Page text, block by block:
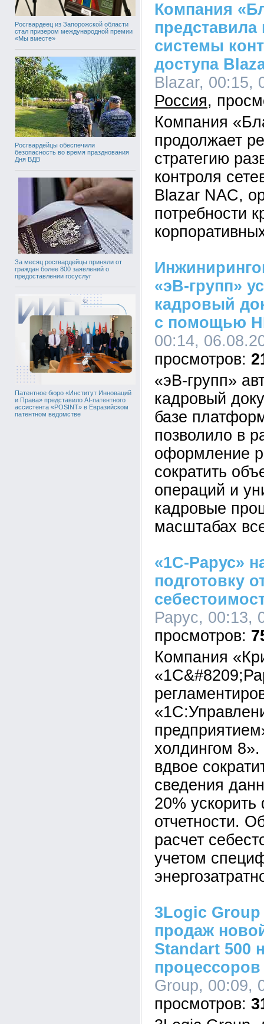
Росгвардеец из Запорожской области
стал призером международной премии
«Мы вместе»
Росгвардейцы обеспечили
безопасность во время празднования
Дня ВДВ
За месяц росгвардейцы приняли от
граждан более 800 заявлений о
предоставлении госуслуг
Патентное бюро «Институт Инноваций
и Права» представило AI-патентного
ассистента «POSINT» в Евразийском
патентном ведомстве
Компания
системы
доступа
Blazar, 00:15,
Россия
Компания
продолжает
стратегию
контроля
Blazar NAC,
потребности
«эВ-групп»
кадровый
с помощью
00:14,
«эВ-групп»
кадровый
базе
позволило в
оформление
сократить
операций и
кадровые
масштабах
«1С-Рарус»
подготовку
Рарус, 00:13,
Компания
холдингом
вдвое
сведения
20%
отчетности.
расчет
учетом
3Logic Group
продаж
Standart 500
Group, 00:09,